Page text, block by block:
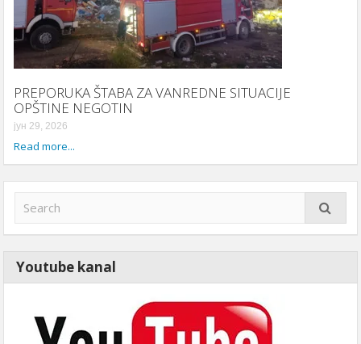
PREPORUKA ŠTABA ZA VANREDNE SITUACIJE
OPŠTINE NEGOTIN
јун 29, 2026
Read more...
Youtube kanal